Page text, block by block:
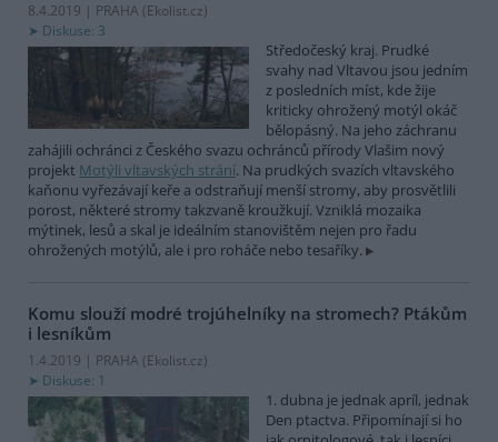
8.4.2019 | PRAHA (Ekolist.cz)
Diskuse: 3
Středočeský kraj. Prudké
svahy nad Vltavou jsou jedním
z posledních míst, kde žije
kriticky ohrožený motýl okáč
bělopásný. Na jeho záchranu
zahájili ochránci z Českého svazu ochránců přírody Vlašim nový
projekt Motýli vltavských strání. Na prudkých svazích vltavského
kaňonu vyřezávají keře a odstraňují menší stromy, aby prosvětlili
porost, některé stromy takzvaně kroužkují. Vzniklá mozaika
mýtinek, lesů a skal je ideálním stanovištěm nejen pro řadu
ohrožených motýlů, ale i pro roháče nebo tesaříky.
Komu slouží modré trojúhelníky na stromech? Ptákům
i lesníkům
1.4.2019 | PRAHA (Ekolist.cz)
Diskuse: 1
1. dubna je jednak apríl, jednak
Den ptactva. Připomínají si ho